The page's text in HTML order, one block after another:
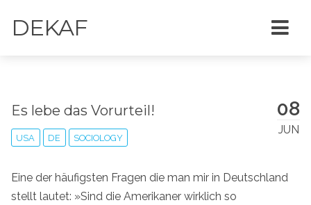
DEKAF
08
JUN
Es lebe das Vorurteil!
USA DE SOCIOLOGY
Eine der häufigsten Fragen die man mir in Deutschland
stellt lautet: »Sind die Amerikaner wirklich so